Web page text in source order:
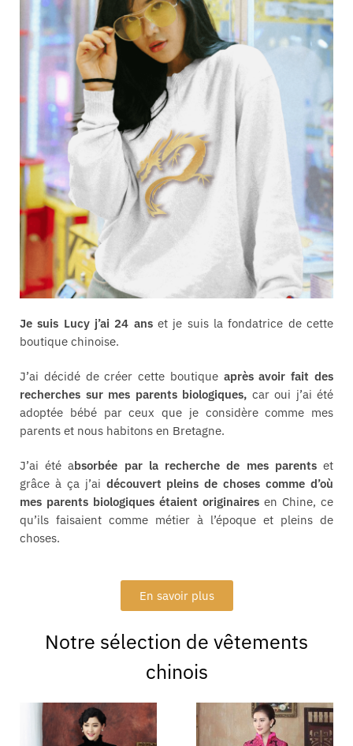
Je suis Lucy j’ai 24 anset je suis la fondatrice de cette
boutique chinoise.
J’ai décidé de créer cette boutique après avoir fait des
recherches sur mes parents biologiques, car oui j’ai été
adoptée bébé par ceux que je considère comme mes
parents et nous habitons en Bretagne.
J’ai été absorbée par la recherche de mes parentset
grâce à ça j’ai découvert pleins de choses comme d’où
mes parents biologiques étaient originaires en Chine, ce
qu’ils faisaient comme métier à l’époque et pleins de
choses.
En savoir plus
Notre sélection de vêtements
chinois